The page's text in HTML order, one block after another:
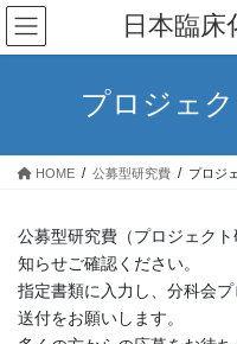
コ
ン
テ
ス
ナ
ビ
ゲ
ン
日本臨床
プロジェ
HOME 公募型研究費 プロジ
公募型研究費（プロジェク
知らせご確認ください。
指定書類に入力し、分科会
送付をお願いします。